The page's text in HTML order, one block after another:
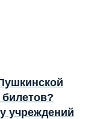
учреждений